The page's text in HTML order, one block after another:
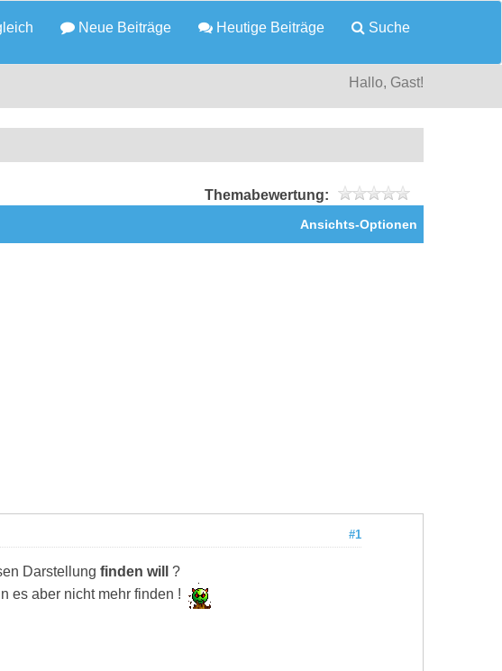
Neue Beiträge Heutige Beiträge Suche
Hallo, Gast!
Themabewertung:
Ansichts-Optionen
#1
Darstellung finden will
?
es aber nicht mehr finden !